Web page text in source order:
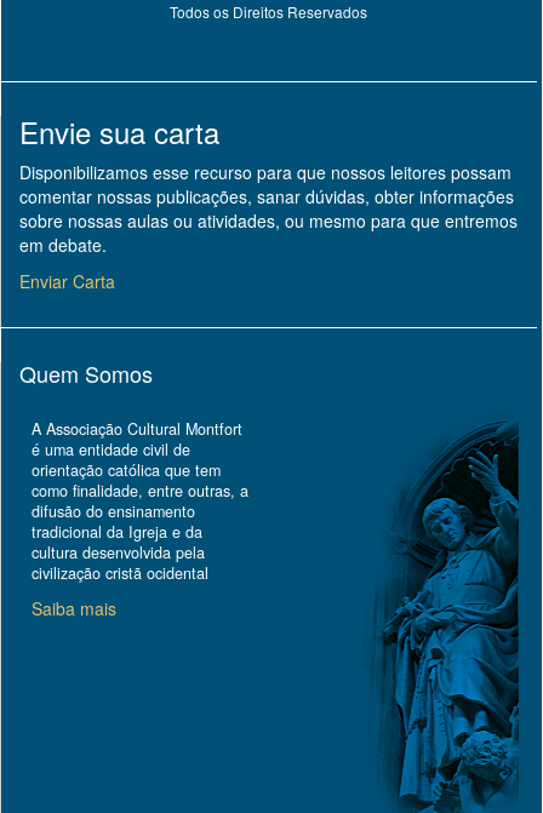
Todos os Direitos Reservados
Envie sua carta
Disponibilizamos esse recurso para que nossos leitores possam
comentar nossas publicações, sanar dúvidas, obter informações
sobre nossas aulas ou atividades, ou mesmo para que entremos
em debate.
Enviar Carta
Quem Somos
A Associação Cultural Montfort
é uma entidade civil de
orientação católica que tem
como finalidade, entre outras, a
difusão do ensinamento
tradicional da Igreja e da
cultura desenvolvida pela
civilização cristã ocidental
Saiba mais